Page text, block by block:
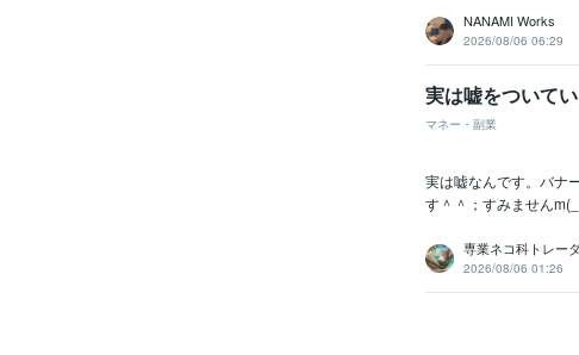
NANAMI Works
2026/08/06 06:29
実は嘘をついて
マネー・副業
実は嘘なんです。バナ
す＾＾；すみません
専業ネコ科トレー
2026/08/06 01:26